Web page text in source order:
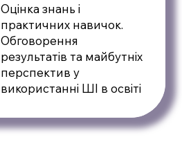
Оцінка знань і
практичних навичок.
Обговорення
результатів та майбутніх
перспектив у
використанні ШІ в освіті